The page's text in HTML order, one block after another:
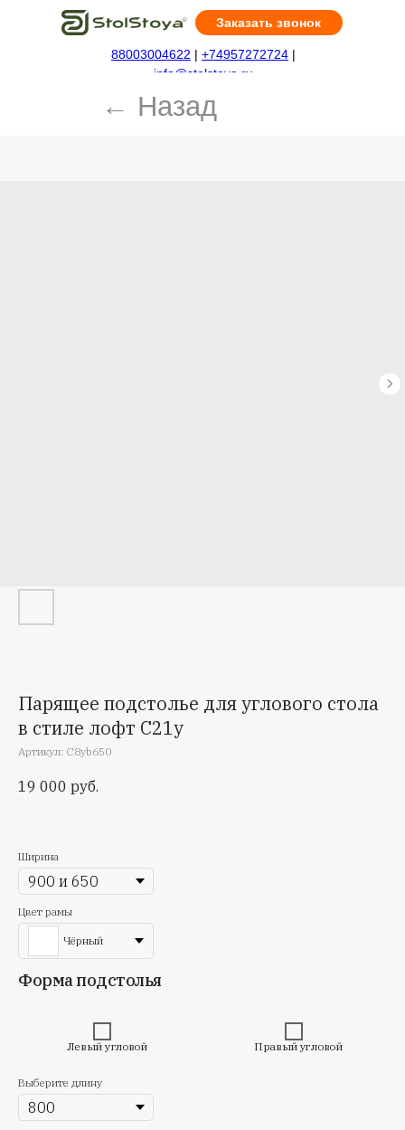
88003004622 | +74957272724 |
info@stolstoya.ru
Заказать звонок
← Назад
Парящее подстолье для углового стола
в стиле лофт С21у
Артикул: C8уb650
19 000 руб.
Ширина
Цвет рамы
Чёрный
Форма подстолья
Левый угловой Правый угловой
Выберите длину